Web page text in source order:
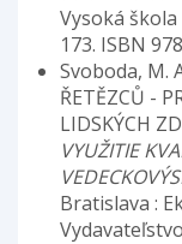
Vysoká škola
173. ISBN
Svoboda, M.
ŘETĚZCŮ -
LIDSKÝCH
VYUŽITIE
Bratislava :